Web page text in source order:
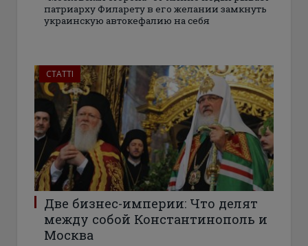
патриарху Филарету в его желании замкнуть
украинскую автокефалию на себя
СТАТТІ
Две бизнес-империи: Что делят
между собой Константинополь и
Москва